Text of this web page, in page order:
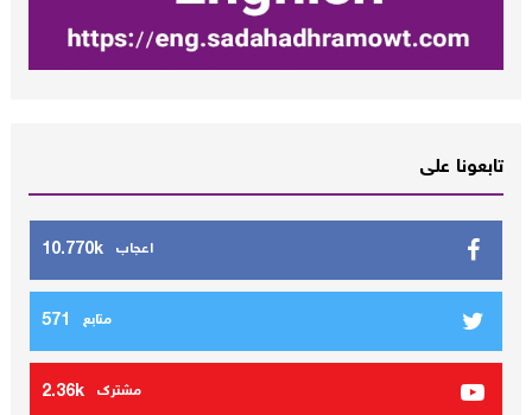
تابعونا على
10.770k اعجاب
571 متابع
2.36k مشترك